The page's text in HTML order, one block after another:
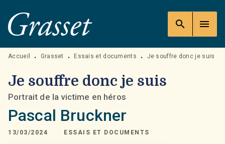
MENU RECHERCHE
PIED DE PAGE
search menu
Accueil • Grasset • Essais et documents • Je souffre donc je suis
Je souffre donc je suis
Portrait de la victime en héros
Pascal Bruckner
13/03/2024 ESSAIS ET DOCUMENTS